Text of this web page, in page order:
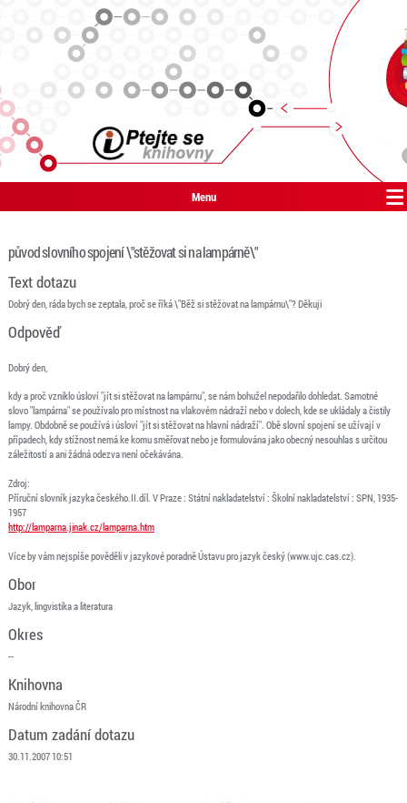
Menu
původ slovního spojení \"stěžovat si na lampárně\"
Text dotazu
Dobrý den, ráda bych se zeptala, proč se říká \"Běž si stěžovat na lampárnu\"? Děkuji
Odpověď
Dobrý den,
kdy a proč vzniklo úsloví "jít si stěžovat na lampárnu", se nám bohužel nepodařilo dohledat. Samotné
slovo "lampárna" se používalo pro místnost na vlakovém nádraží nebo v dolech, kde se ukládaly a čistily
lampy. Obdobně se používá i úsloví "jít si stěžovat na hlavní nádraží". Obě slovní spojení se užívají v
případech, kdy stížnost nemá ke komu směřovat nebo je formulována jako obecný nesouhlas s určitou
záležitostí a ani žádná odezva není očekávána.
Zdroj:
Příruční slovník jazyka českého.II.díl. V Praze : Státní nakladatelství : Školní nakladatelství : SPN, 1935-
1957
http://lamparna.jinak.cz/lamparna.htm
Více by vám nejspíše pověděli v jazykové poradně Ústavu pro jazyk český (www.ujc.cas.cz).
Obor
Jazyk, lingvistika a literatura
Okres
--
Knihovna
Národní knihovna ČR
Datum zadání dotazu
30.11.2007 10:51